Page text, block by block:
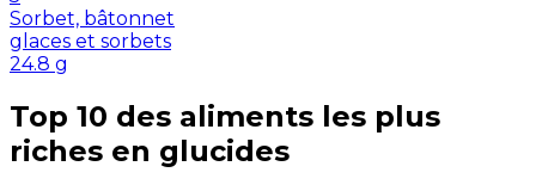
Sorbet, bâtonnet
glaces et sorbets
24.8 g
Top 10 des aliments les plus
riches en glucides